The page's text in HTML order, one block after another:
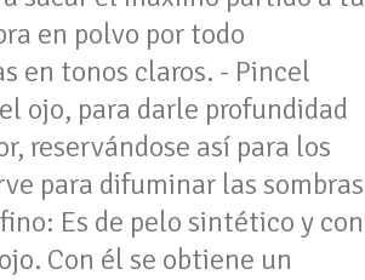
en polvo por todo
en tonos claros. - Pincel
ojo, para darle profundidad
reservándose así para los
para difuminar las sombras
Es de pelo sintético y con
Con él se obtiene un